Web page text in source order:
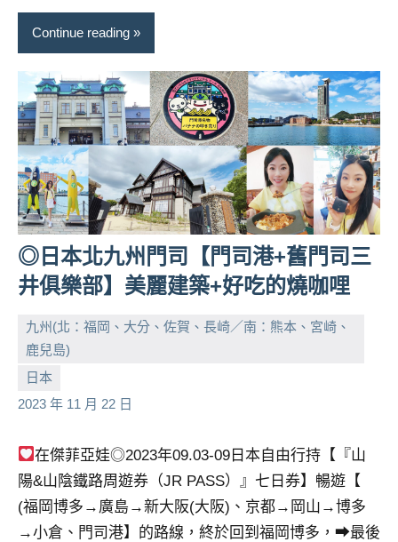
Continue reading
◎日本北九州門司【門司港+舊門司三
井俱樂部】美麗建築+好吃的燒咖哩
九州(北：福岡、大分、佐賀、長崎／南：熊本、宮崎、
鹿兒島)
日本
2023 年 11 月 22 日
小
芳
No
comments
在傑菲亞娃◎2023年09.03-09日本自由行持【『山
陽&山陰鐵路周遊券（JR PASS）』七日券】暢遊【
(福岡博多→廣島→新大阪(大阪)、京都→岡山→博多
→小倉、門司港】的路線，終於回到福岡博多，➡最後